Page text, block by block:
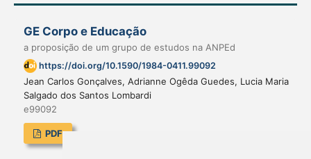
GE Corpo e Educação
a proposição de um grupo de estudos na ANPEd
https://doi.org/10.1590/1984-0411.99092
Jean Carlos Gonçalves, Adrianne Ogêda Guedes, Lucia Maria
Salgado dos Santos Lombardi
e99092
PDF